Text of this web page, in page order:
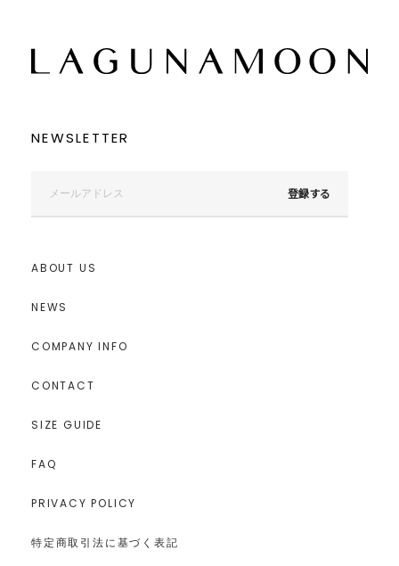
NEWSLETTER
登録する
ABOUT US
NEWS
COMPANY INFO
CONTACT
SIZE GUIDE
FAQ
PRIVACY POLICY
特定商取引法に基づく表記